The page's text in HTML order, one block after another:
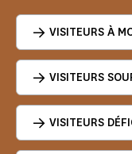
VISITEURS À
VISITEURS
VISITEURS